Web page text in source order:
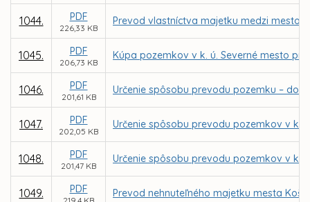
1044. PDF
226,33 KB
Prevod vlastníctva majetku medzi
1045. PDF
206,73 KB
Kúpa pozemkov v k. ú. Severné mesto
1046. PDF
201,61 KB
Určenie spôsobu prevodu pozemku –
1047. PDF
202,05 KB
Určenie spôsobu prevodu pozemkov v k.
1048. PDF
201,47 KB
Určenie spôsobu prevodu pozemkov v k.
1049. PDF Prevod nehnuteľného majetku mesta